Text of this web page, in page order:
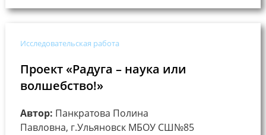
Исследовательская работа
Проект «Радуга – наука или
волшебство!»
Автор: Панкратова Полина
Павловна, г.Ульяновск МБОУ СШ№85